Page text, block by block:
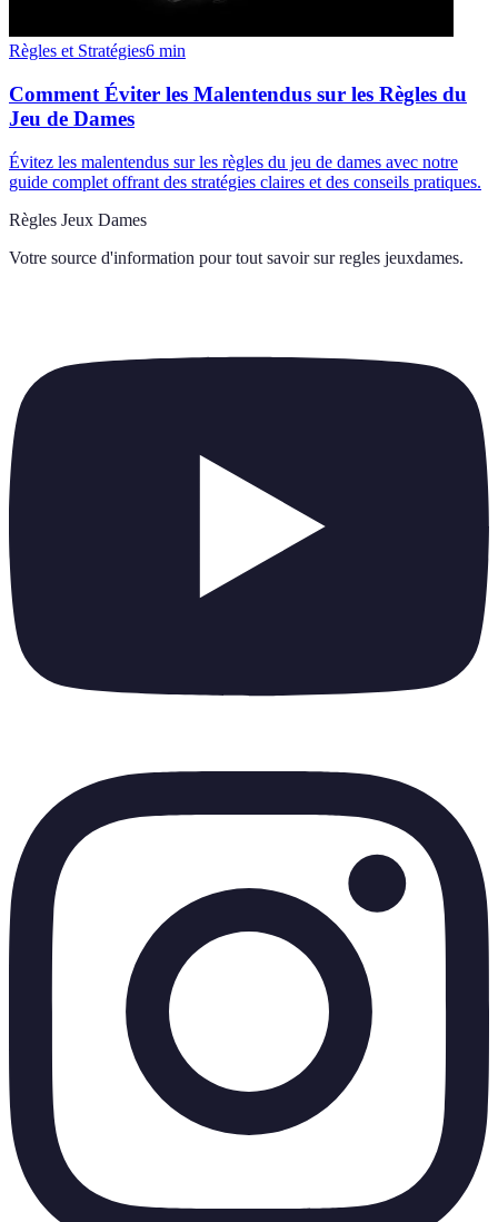
Règles et Stratégies6 min
Comment Éviter les Malentendus sur les Règles du
Jeu de Dames
Évitez les malentendus sur les règles du jeu de dames avec notre
guide complet offrant des stratégies claires et des conseils pratiques.
Règles Jeux Dames
Votre source d'information pour tout savoir sur regles jeuxdames.